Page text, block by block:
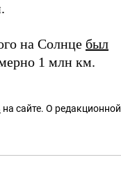
на Солнце был
1 млн км.
на сайте. О редакционной